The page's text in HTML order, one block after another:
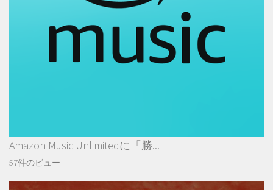
Amazon Music Unlimitedに「勝...
57件のビュー